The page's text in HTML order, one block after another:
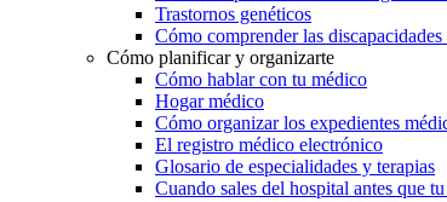
Trastornos genéticos
Cómo comprender las
Cómo planificar y organizarte
Cómo hablar con tu médico
Hogar médico
Cómo organizar los expedientes
El registro médico electrónico
Glosario de especialidades y terapias
Cuando sales del hospital antes que